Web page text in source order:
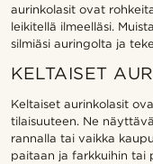
aurinkolasit ovat
leikitellä ilmeelläsi.
silmiäsi auringolta ja
KELTAISET
Keltaiset aurinkolasit
tilaisuuteen. Ne
rannalla tai vaikka
paitaan ja farkkuihin tai